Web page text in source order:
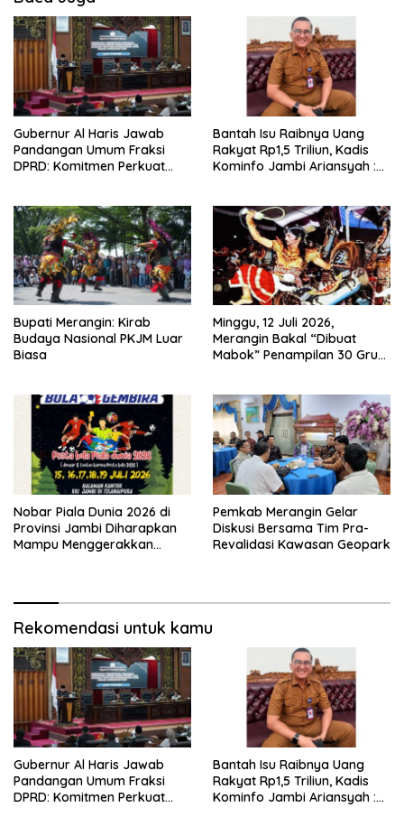
Gubernur Al Haris Jawab
Pandangan Umum Fraksi
DPRD: Komitmen Perkuat
Bantah Isu Raibnya Uang
Rakyat Rp1,5 Triliun, Kadis
Kominfo Jambi Ariansyah :
Sejak 2002
Bupati Merangin: Kirab
Budaya Nasional PKJM Luar
Biasa
Minggu, 12 Juli 2026,
Merangin Bakal “Dibuat
Mabok” Penampilan 30 Grup
Nobar Piala Dunia 2026 di
Provinsi Jambi Diharapkan
Mampu Menggerakkan
Pemkab Merangin Gelar
Diskusi Bersama Tim Pra-
Revalidasi Kawasan Geopark
Rekomendasi untuk kamu
Gubernur Al Haris Jawab
Pandangan Umum Fraksi
DPRD: Komitmen Perkuat
Bantah Isu Raibnya Uang
Rakyat Rp1,5 Triliun, Kadis
Kominfo Jambi Ariansyah :